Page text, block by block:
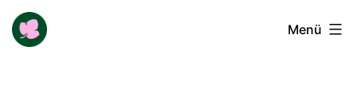
Zum
Inhalt
Buga-
Menü